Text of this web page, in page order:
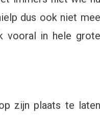
dus ook niet mee
vooral in hele grote
zijn plaats te laten